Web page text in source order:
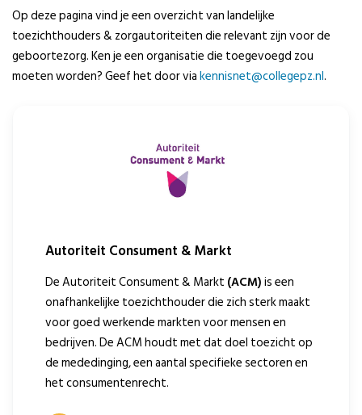
Op deze pagina vind je een overzicht van landelijke
toezichthouders & zorgautoriteiten die relevant zijn voor de
geboortezorg. Ken je een organisatie die toegevoegd zou
moeten worden? Geef het door viakennisnet@collegepz.nl.
Autoriteit Consument & Markt
De Autoriteit Consument & Markt (ACM)is een
onafhankelijke toezichthouder die zich sterk maakt
voor goed werkende markten voor mensen en
bedrijven. De ACM houdt met dat doel toezicht op
de mededinging, een aantal specifieke sectoren en
het consumentenrecht.